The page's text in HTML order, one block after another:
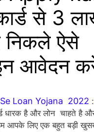
से 3
निकले ऐसे
आवेदन
Loan Yojana 2022
धारक है और लोन चाहते है
आपके लिए एक बहुत बड़ी